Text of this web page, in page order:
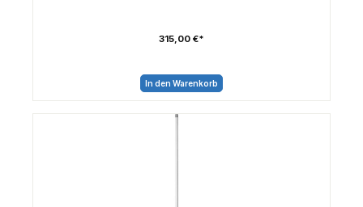
315,00 €*
In den Warenkorb